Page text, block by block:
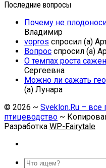
Последние вопросы
Почему не
Владимир
vopros спросил (а)
Вопрос спросил (а)
О темпах роста
Сергеевна
Можно ли сажать
(а) Лунара
© 2026 ~ Sveklon.Ru –
птицеводство ~
Разработка WP-Fairytale